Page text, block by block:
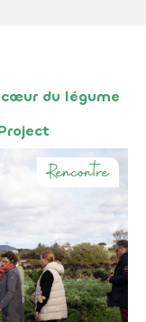
cœur du légume
Rencontre